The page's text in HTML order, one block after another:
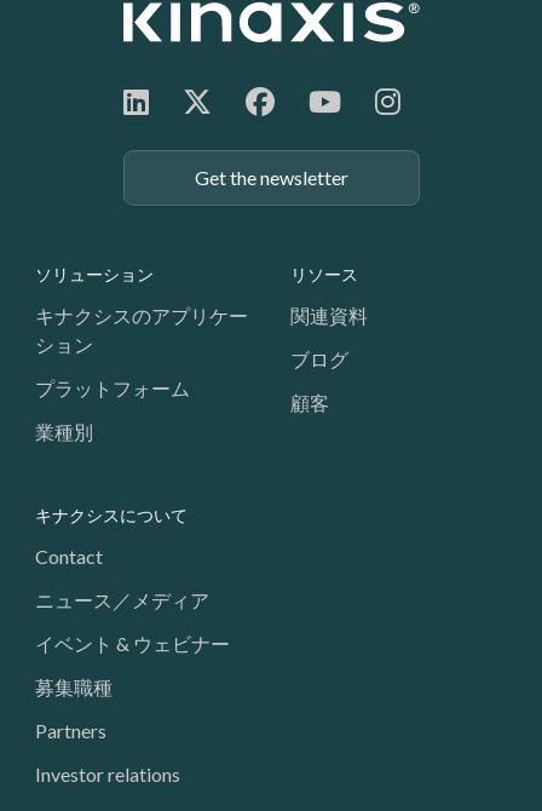
Get the newsletter
Footer: Navigation
ソリューション
キナクシスのアプリケー
ション
プラットフォーム
業種別
リソース
関連資料
ブログ
顧客
キナクシスについて
Contact
ニュース／メディア
イベント & ウェビナー
募集職種
Partners
Investor relations